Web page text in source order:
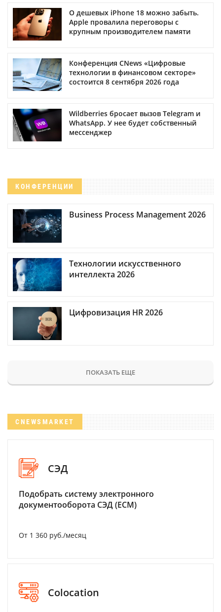
О дешевых iPhone 18 можно забыть.
Apple провалила переговоры с
крупным производителем памяти
Конференция CNews «Цифровые
технологии в финансовом секторе»
состоится 8 сентября 2026 года
Wildberries бросает вызов Telegram и
WhatsApp. У нее будет собственный
мессенджер
КОНФЕРЕНЦИИ
Business Process Management 2026
Технологии искусственного
интеллекта 2026
Цифровизация HR 2026
ПОКАЗАТЬ ЕЩЕ
CNEWSMARKET
СЭД
Подобрать систему электронного
документооборота СЭД (ECM)
От 1 360 руб./месяц
Colocation